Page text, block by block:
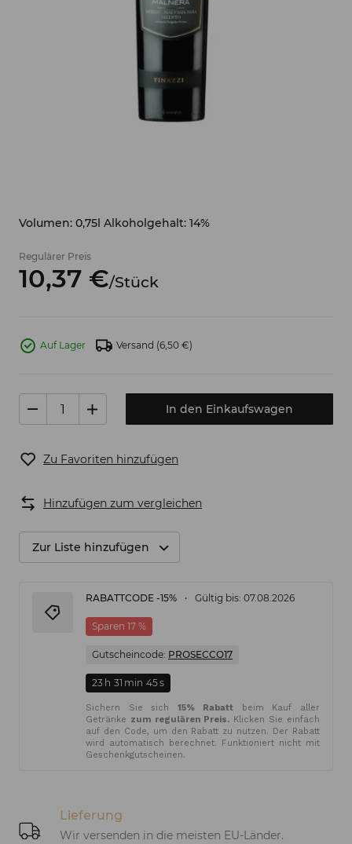
Volumen: 0,75l Alkoholgehalt: 14%
Regulärer Preis
10,37 €/Stück
Auf Lager Versand (6,50 €)
In den Einkaufswagen
Zu Favoriten hinzufügen
Hinzufügen zum vergleichen
Zur Liste hinzufügen
RABATTCODE -15% Gültig bis: 07.08.2026
Sparen 17 %
Gutscheincode: PROSECCO17
23 h 31 min 44s
Sichern Sie sich15% Rabattbeim Kauf aller
Getränke zum regulären Preis. Klicken Sie einfach
auf den Code, um den Rabatt zu nutzen. Der Rabatt
wird automatisch berechnet. Funktioniert nicht mit
Geschenkgutscheinen.
Lieferung
Wir versenden in die meisten EU-Länder.